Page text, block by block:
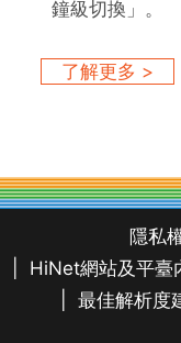
鐘級切換」。
了解更多 >
隱私
HiNet網站及平臺
最佳解析度